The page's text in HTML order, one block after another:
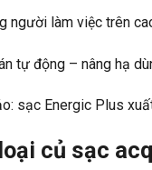
người làm việc trên
tự động – nâng hạ
sạc Energic Plus
củ sạc